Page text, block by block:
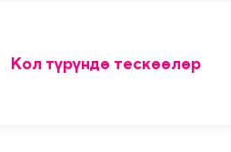
Кол түрүндө тескөөлөр